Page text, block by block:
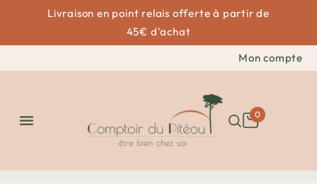
Livraison en point relais offerte à partir de
45€ d'achat
Mon compte
 0